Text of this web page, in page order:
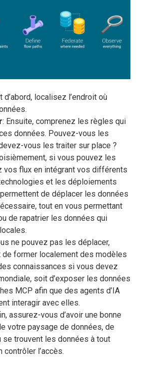
d’abord, localisez l’endroit où
: Ensuite, comprenez les règles qui
données. Pouvez-vous les
vous les traiter sur place ?
si vous pouvez les
vos flux en intégrant vos différents
et les déploiements
de déplacer les données
tout en vous permettant
de rapatrier les données qui
ne pouvez pas les déplacer,
former localement des modèles
connaissances si vous devez
soit d’exposer les données
MCP afin que des agents d’IA
interagir avec elles.
assurez-vous d’avoir une bonne
votre paysage de données, de
se trouvent les données à tout
contrôler l’accès.